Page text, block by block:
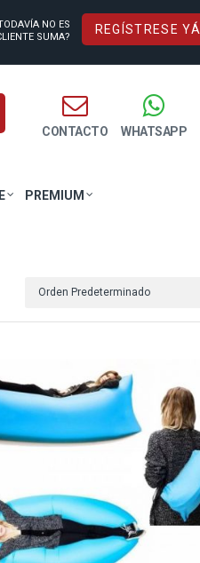
NO ES
SUMA?
REGÍSTRESE YÁ
WHATSAPP
CONTACTO
PREMIUM